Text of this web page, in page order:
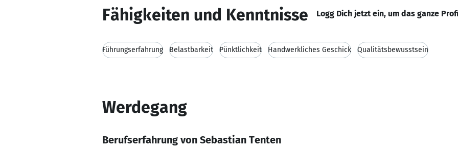
Fähigkeiten und Kenntnisse Logg Dich jetzt ein, um das ganze
Führungserfahrung Belastbarkeit Pünktlichkeit Handwerkliches Geschick Qualitätsbewusstsein
Werdegang
Berufserfahrung von Sebastian Tenten